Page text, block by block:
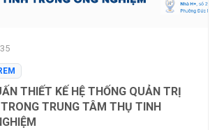
THIẾT KẾ HỆ THỐNG QUẢN TRỊ
TRUNG TÂM THỤ TINH